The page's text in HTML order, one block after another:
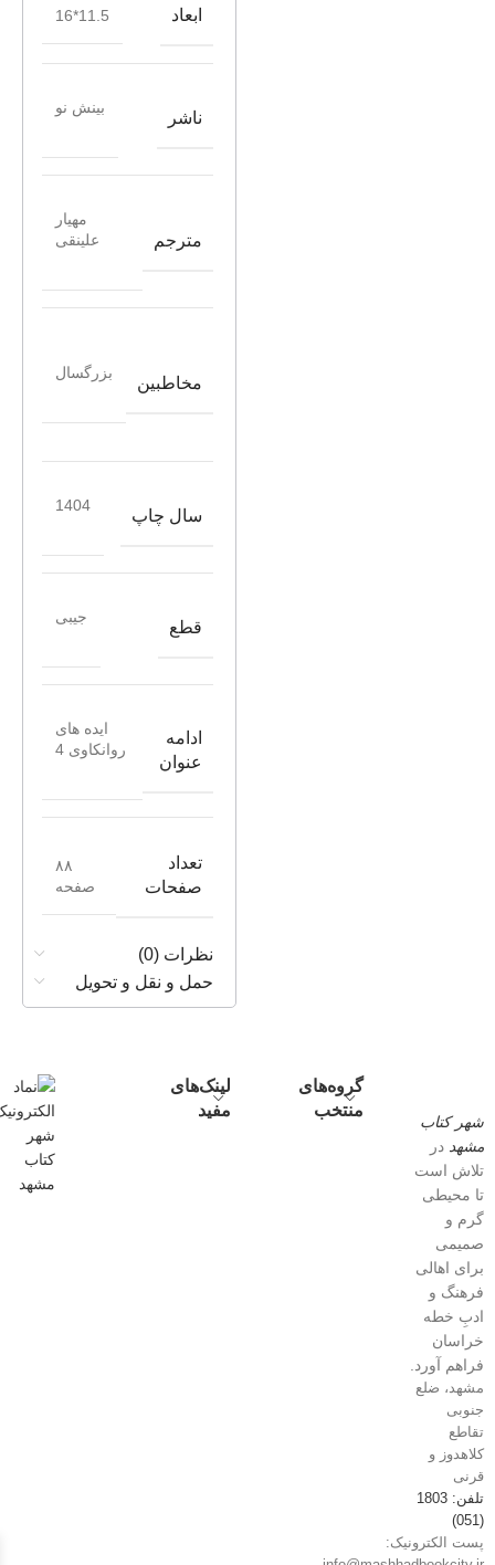
ابعاد 11.5*16
ناشر
بینش نو
مترجم
مهیار
علینقی
مخاطبین
بزرگسال
سال چاپ
1404
قطع
جیبی
ادامه
عنوان
ایده های
روانکاوی 4
تعداد
صفحات
۸۸
صفحه
نظرات (0)
حمل و نقل و تحویل
شهر کتاب
مشهد در
تلاش است
تا محیطی
گرم و
صمیمی
برای اهالی
فرهنگ و
ادبِ خطه
خراسان
فراهم آورد.
مشهد، ضلع
جنوبی
تقاطع
کلاهدوز و
قرنی
تلفن: 1803
(051)
پست الکترونیک:
گروه‌های
منتخب
لینک‌های
مفید